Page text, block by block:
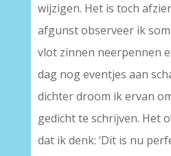
wijzigen. Het is toch
afgunst observeer ik
vlot zinnen neerpennen
dag nog eventjes aan
dichter droom ik ervan
gedicht te schrijven. Het
dat ik denk: ‘Dit is nu